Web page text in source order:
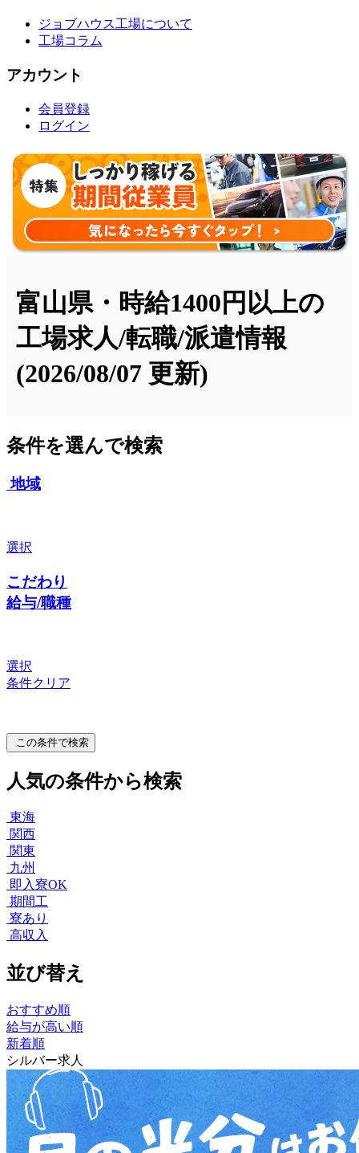
ジョブハウス工場について
工場コラム
アカウント
会員登録
ログイン
富山県・時給1400円以上の
工場求人/転職/派遣情報
(2026/08/07 更新)
条件を選んで検索
地域
選択
こだわり
給与/職種
選択
条件クリア
この条件で検索
人気の条件から検索
東海
関西
関東
九州
即入寮OK
期間工
寮あり
高収入
並び替え
おすすめ順
給与が高い順
新着順
シルバー求人